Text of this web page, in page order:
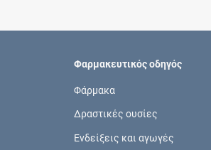
επιπλέον
Φαρμακευτικός οδηγός
Φάρμακα
Δραστικές ουσίες
Ενδείξεις και αγωγές